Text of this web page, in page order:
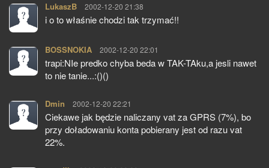
LukaszB pisze:
2002-12-20 21:38
i o to właśnie chodzi tak trzymać!!
BOSSNOKIA pisze:
2002-12-20 22:01
trapi:NIe predko chyba beda w TAK-TAku,a jesli nawet
to nie tanie...:()()
Dmin pisze:
2002-12-20 22:21
Ciekawe jak będzie naliczany vat za GPRS (7%), bo
przy doładowaniu konta pobierany jest od razu vat
22%.